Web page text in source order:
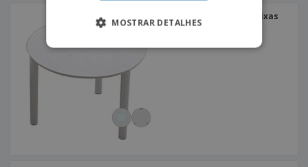
Mesas Plásticas para Caixas
de Pizza
MOSTRAR DETALHES